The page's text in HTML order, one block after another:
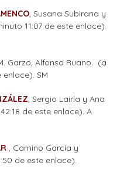
, Susana Subirana y
11:07 de este enlace).
Garzo, Alfonso Ruano. (a
SM
, Sergio Lairla y Ana
de este enlace). A
, Camino García y
de este enlace).